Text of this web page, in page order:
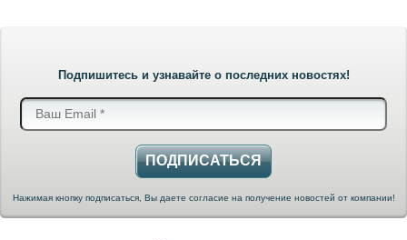
Подпишитесь и узнавайте о последних новостях!
ПОДПИСАТЬСЯ
Нажимая кнопку подписаться, Вы даете согласие на получение новостей от компании!